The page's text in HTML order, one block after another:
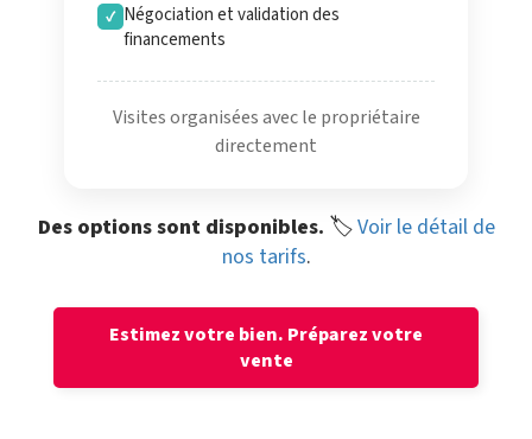
✓ Négociation et validation des
financements
Visites organisées avec le propriétaire
directement
Des options sont disponibles. 🏷️Voir le détail de
nos tarifs.
Estimez votre bien. Préparez votre
vente